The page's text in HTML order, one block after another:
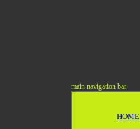
main navigation bar
HOME